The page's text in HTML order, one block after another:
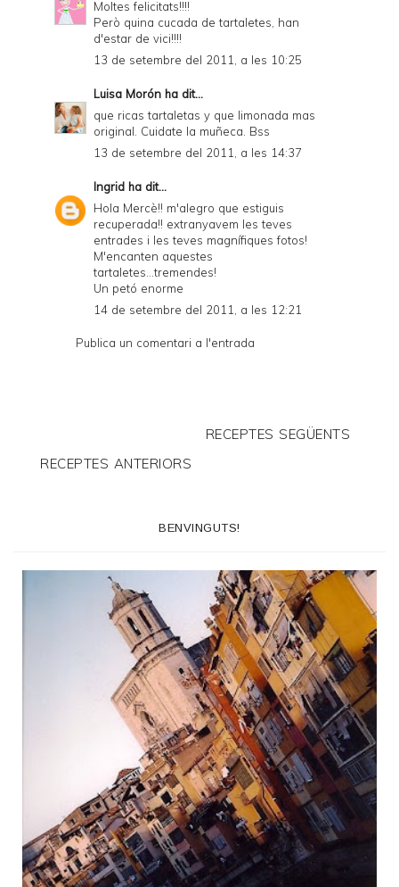
Moltes felicitats!!!!
Però quina cucada de tartaletes, han
d'estar de vici!!!!
13 de setembre del 2011, a les 10:25
Luisa Morón ha dit...
que ricas tartaletas y que limonada mas
original. Cuidate la muñeca. Bss
13 de setembre del 2011, a les 14:37
Ingrid ha dit...
Hola Mercè!! m'alegro que estiguis
recuperada!! extranyavem les teves
entrades i les teves magnífiques fotos!
M'encanten aquestes
tartaletes...tremendes!
Un petó enorme
14 de setembre del 2011, a les 12:21
Publica un comentari a l'entrada
RECEPTES SEGÜENTS
RECEPTES ANTERIORS
BENVINGUTS!